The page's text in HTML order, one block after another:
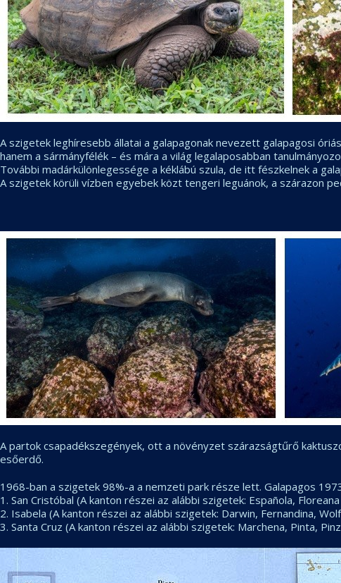
A szigetek leghíresebb állatai a galapagonak nevezett galapagosi
hanem a sármányfélék – és mára a világ legalaposabban
További madárkülönlegessége a kéklábú szula, de itt fészkelnek a
A szigetek körüli vízben egyebek közt tengeri leguánok, a szárazon
A partok csapadékszegények, ott a növényzet szárazságtűrő
esőerdő.
1968-ban a szigetek 98%-a a nemzeti park része lett. Galapagos
1. San Cristóbal (A kanton részei az alábbi szigetek: Española,
2. Isabela (A kanton részei az alábbi szigetek: Darwin, Fernandina,
3. Santa Cruz (A kanton részei az alábbi szigetek: Marchena, Pinta,